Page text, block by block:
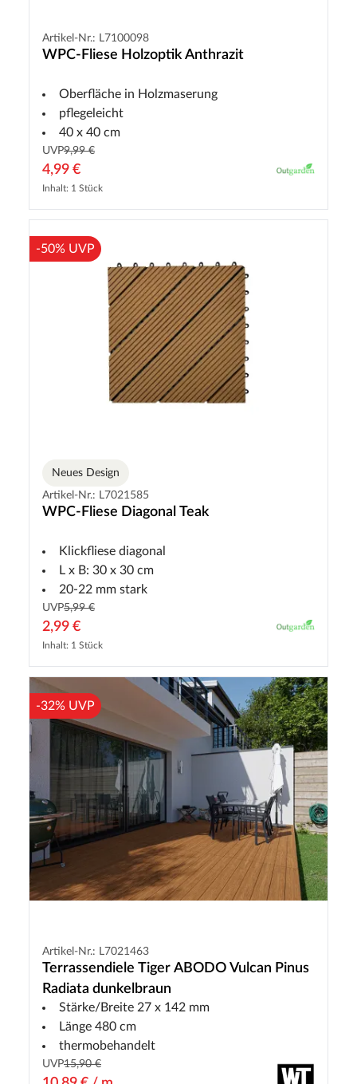
Artikel-Nr.: L7100098
WPC-Fliese Holzoptik Anthrazit
Oberfläche in Holzmaserung
pflegeleicht
40 x 40 cm
UVP9,99 €
4,99 €
Inhalt: 1 Stück
-50% UVP
Neues Design
Artikel-Nr.: L7021585
WPC-Fliese Diagonal Teak
Klickfliese diagonal
L x B: 30 x 30 cm
20-22 mm stark
UVP5,99 €
2,99 €
Inhalt: 1 Stück
-32% UVP
Artikel-Nr.: L7021463
Terrassendiele Tiger ABODO Vulcan Pinus
Radiata dunkelbraun
Stärke/Breite 27 x 142 mm
Länge 480 cm
thermobehandelt
UVP15,90 €